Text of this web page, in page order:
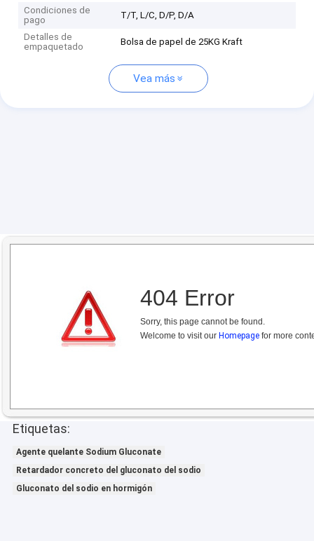
Condiciones de
pago
T/T, L/C, D/P, D/A
Detalles de
empaquetado
Bolsa de papel de 25KG Kraft
Vea más
404 Error
Sorry, this page cannot be found.
Welcome to visit our Homepage for more
Etiquetas:
Agente quelante Sodium Gluconate
Retardador concreto del gluconato del sodio
Gluconato del sodio en hormigón